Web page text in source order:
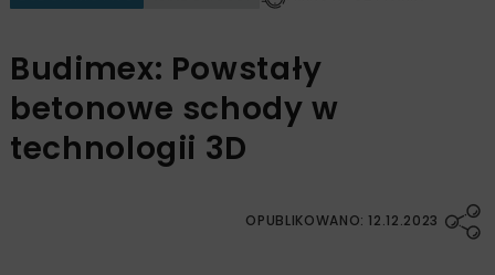
Budimex: Powstały
betonowe schody w
technologii 3D
OPUBLIKOWANO: 12.12.2023